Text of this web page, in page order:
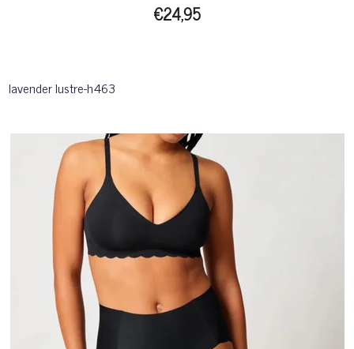
€24,95
lavender lustre-h463